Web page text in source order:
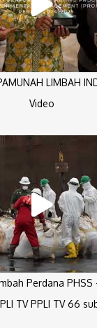
LIMBAH
Video
Perdana PHSS
TV PPLI TV 66